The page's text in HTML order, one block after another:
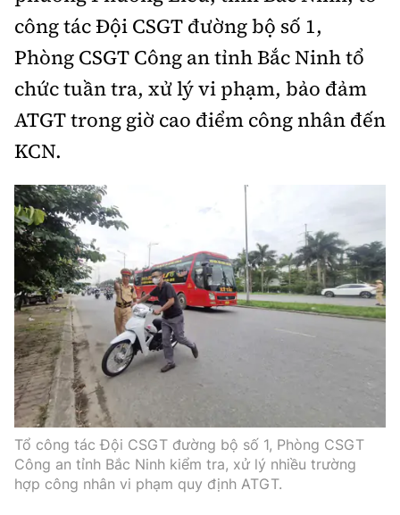
Đăng kiểm
Đường sắt tốc độ cao
Đường thủy
Hàng hải
Đường sắt đô thị
Nhà thầu
Mời thầu - Đấu thầu
Thi viết về GTVT
Bảo hiểm
Doanh nghiệp
Điều tra
Pháp đình
Hỏi - Đáp
ATGT địa phương
Văn hóa giao thông
Lái xe an toàn
Gương sáng giao thông
Giáo dục
Y tế
Đời sống
Văn hóa - Giải Trí
Văn hóa
Điện ảnh
Âm nhạc
Bóng đá
Bình luận
Hậu trường sao
360 độ thể thao
Công nghệ
Công nghệ mới
Sản phẩm mới
Tư vấn
Thế giới
Thời sự Quốc tế
Hồ sơ tài liệu
Thế giới giao thông
Thế giới xây dựng
Đi ++
Du lịch
Khám phá
Lối sống
Ẩm thực
Video
Thời sự
Khám phá
Camera giao thông
Câu chuyện giao thông
Cơ quan chủ quản: Bộ Xây dựng
công tác Đội CSGT đường bộ số 1,
Phòng CSGT Công an tỉnh Bắc Ninh tổ
chức tuần tra, xử lý vi phạm, bảo đảm
ATGT trong giờ cao điểm công nhân đến
KCN.
Tổ công tác Đội CSGT đường bộ số 1, Phòng CSGT
Công an tỉnh Bắc Ninh kiểm tra, xử lý nhiều trường
hợp công nhân vi phạm quy định ATGT.